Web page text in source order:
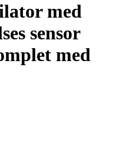
med
sensor
med